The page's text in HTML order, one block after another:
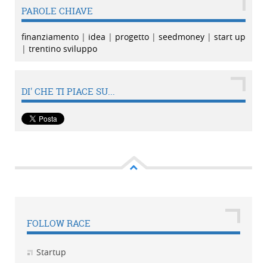
PAROLE CHIAVE
finanziamento | idea | progetto | seedmoney | start up
| trentino sviluppo
DI' CHE TI PIACE SU...
FOLLOW RACE
Startup